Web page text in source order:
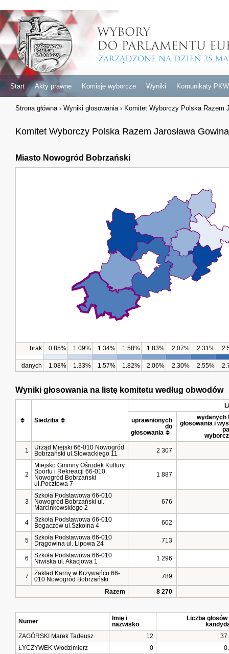
Start Akty prawne Komisje wyborcze Wyniki Komunikaty PKW
Strona główna › Wyniki głosowania › Komitet Wyborczy Polska Razem
Komitet Wyborczy Polska Razem Jarosława Gowina
Miasto Nowogród Bobrzański
brak 0.85% 1.09% 1.34% 1.58% 1.83% 2.07% 2.31%
danych 1.08% 1.33% 1.57% 1.82% 2.06% 2.30% 2.55%
Wyniki głosowania na listę komitetu według obwodów
Siedziba
uprawnionych
do
głosowania
wydanych
głosowania i
1
Urząd Miejski 66-010 Nowogród
Bobrzański ul.Słowackiego 11
2 307
2
Miejsko Gminny Ośrodek Kultury
Sportu i Rekreacji 66-010
Nowogród Bobrzański
ul.Pocztowa 7
1 887
3
Szkoła Podstawowa 66-010
Nowogród Bobrzański ul.
Marcinkowskiego 2
676
4
Szkoła Podstawowa 66-010
Bogaczów ul.Szkolna 4
602
5
Szkoła Podstawowa 66-010
Drągowina ul. Lipowa 24
713
6
Szkoła Podstawowa 66-010
Niwiska ul. Akacjowa 1
1 296
7
Zakład Karny w Krzywańcu 66-
010 Nowogród Bobrzański
789
Razem 8 270
Numer
Imię i
nazwisko
Liczba głosów
ZAGÓRSKI Marek Tadeusz
12
ŁYCZYWEK Włodzimierz
0